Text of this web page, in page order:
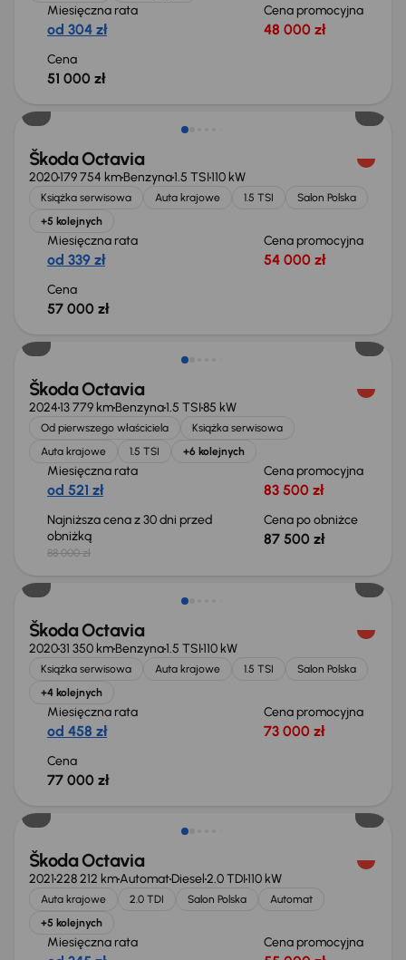
Miesięczna rata
od 304 zł
Cena promocyjna
48 000 zł
Cena
51 000 zł
Škoda Octavia
2020179 754 kmBenzyna1.5 TSI110 kW
Książka serwisowa Auta krajowe 1.5 TSI
Salon Polska
+5 kolejnych
Miesięczna rata
od 339 zł
Cena promocyjna
54 000 zł
Cena
57 000 zł
Taniej o 500 zł
Škoda Octavia
202413 779 kmBenzyna1.5 TSI85 kW
Od pierwszego właściciela
Książka serwisowa
Auta krajowe
1.5 TSI +6 kolejnych
Miesięczna rata
od 521 zł
Cena promocyjna
83 500 zł
Najniższa cena z 30 dni przed
obniżką
88 000 zł
Cena po obniżce
87 500 zł
Škoda Octavia
202031 350 kmBenzyna1.5 TSI110 kW
Książka serwisowa Auta krajowe 1.5 TSI
Salon Polska
+4 kolejnych
Miesięczna rata
od 458 zł
Cena promocyjna
73 000 zł
Cena
77 000 zł
Škoda Octavia
2021228 212 kmAutomatDiesel2.0 TDI110 kW
Auta krajowe 2.0 TDI Salon Polska
Automat
+5 kolejnych
Miesięczna rata Cena promocyjna